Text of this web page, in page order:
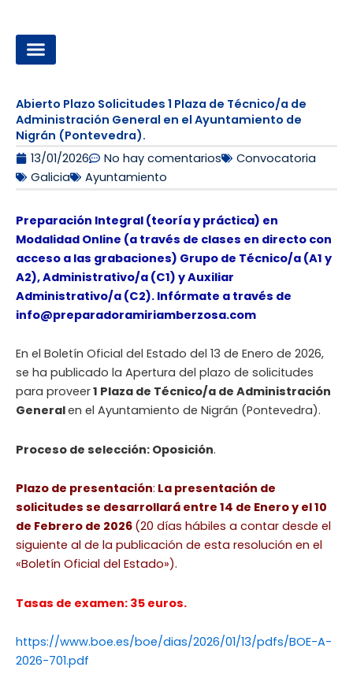
contenido
Abierto Plazo Solicitudes 1 Plaza de Técnico/a de
Administración General en el Ayuntamiento de
Nigrán (Pontevedra).
13/01/2026
No hay comentarios
Convocatoria
Galicia
Ayuntamiento
Preparación Integral (teoría y práctica) en
Modalidad Online (a través de clases en directo con
acceso a las grabaciones) Grupo de Técnico/a (A1 y
A2), Administrativo/a (C1) y Auxiliar
Administrativo/a (C2). Infórmate a través de
info@preparadoramiriamberzosa.com
En el Boletín Oficial del Estado del 13 de Enero de 2026,
se ha publicado la Apertura del plazo de solicitudes
para proveer1 Plaza de Técnico/a de Administración
Generalen el Ayuntamiento de Nigrán (Pontevedra).
Proceso de selección: Oposición.
Plazo de presentación: La presentación de
solicitudes se desarrollará entre 14 de Enero y el 10
de Febrero de 2026 (20 días hábiles a contar desde el
siguiente al de la publicación de esta resolución en el
«Boletín Oficial del Estado»).
Tasas de examen: 35 euros.
https://www.boe.es/boe/dias/2026/01/13/pdfs/BOE-A-
2026-701.pdf